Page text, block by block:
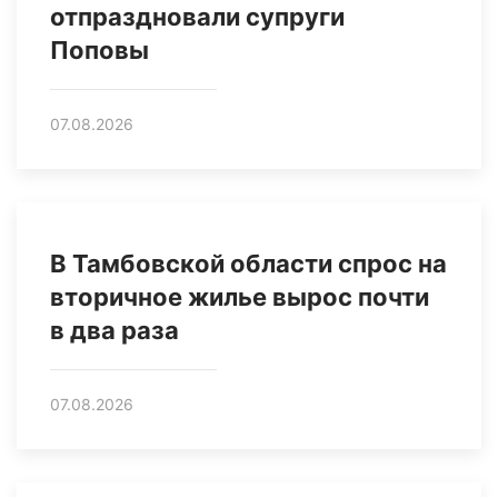
отпраздновали супруги
Поповы
07.08.2026
В Тамбовской области спрос на
вторичное жилье вырос почти
в два раза
07.08.2026